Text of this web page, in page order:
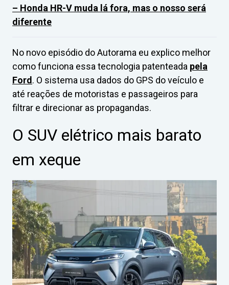
– Honda HR-V muda lá fora, mas o nosso será
diferente
No novo episódio do Autorama eu explico melhor
como funciona essa tecnologia patenteada pela
Ford . O sistema usa dados do GPS do veículo e
até reações de motoristas e passageiros para
filtrar e direcionar as propagandas.
O SUV elétrico mais barato
em xeque